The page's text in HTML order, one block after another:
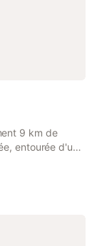
9 km de
entourée d'un
et confort.
disposition. Au